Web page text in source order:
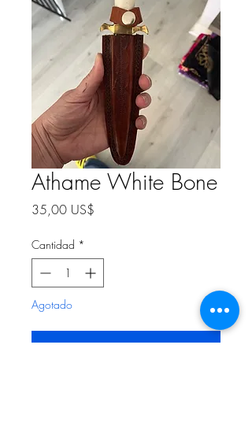
Athame White Bone
35,00 US$
Cantidad *
Agotado
Notificar al estar disponible